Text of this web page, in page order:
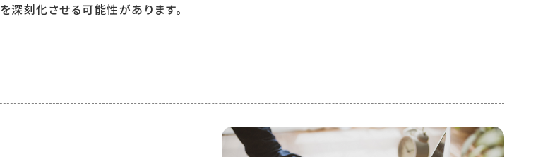
を深刻化させる可能性があります。